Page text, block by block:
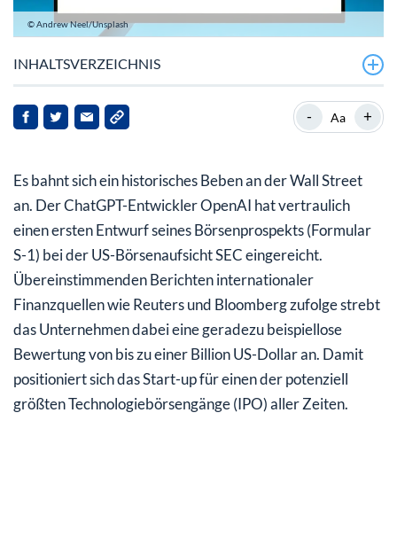
© Andrew Neel/Unsplash
INHALTSVERZEICHNIS
Der S-1 Antrag: Heimlicher Auftakt für das Mega-IPO
von OpenAI
Bewertung
Was bedeutet das OpenAI-IPO für die Wall Street?
- Aa +
Es bahnt sich ein historisches Beben an der Wall Street
an. Der ChatGPT-Entwickler OpenAI hat vertraulich
einen ersten Entwurf seines Börsenprospekts (Formular
S-1) bei der US-Börsenaufsicht SEC eingereicht.
Übereinstimmenden Berichten internationaler
Finanzquellen wie Reuters und Bloomberg zufolge strebt
das Unternehmen dabei eine geradezu beispiellose
Bewertung von bis zu einer Billion US-Dollar an. Damit
positioniert sich das Start-up für einen der potenziell
größten Technologiebörsengänge (IPO) aller Zeiten.